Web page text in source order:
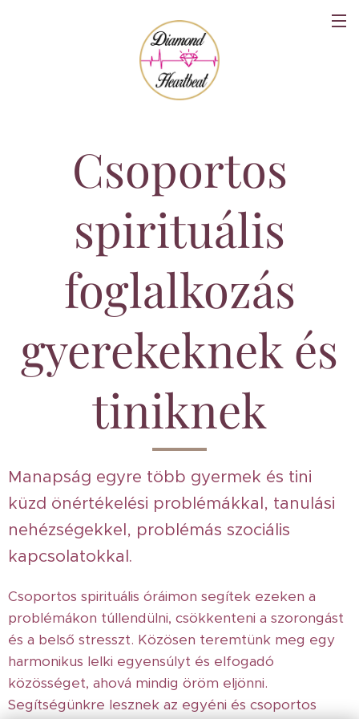
Csoportos
spirituális
foglalkozás
gyerekeknek és
tiniknek
Manapság egyre több gyermek és tini
küzd önértékelési problémákkal, tanulási
nehézségekkel, problémás szociális
kapcsolatokkal.
Csoportos spirituális óráimon segítek ezeken a
problémákon túllendülni, csökkenteni a szorongást
és a belső stresszt. Közösen teremtünk meg egy
harmonikus lelki egyensúlyt és elfogadó
közösséget, ahová mindig öröm eljönni.
Segítségünkre lesznek az egyéni és csoportos